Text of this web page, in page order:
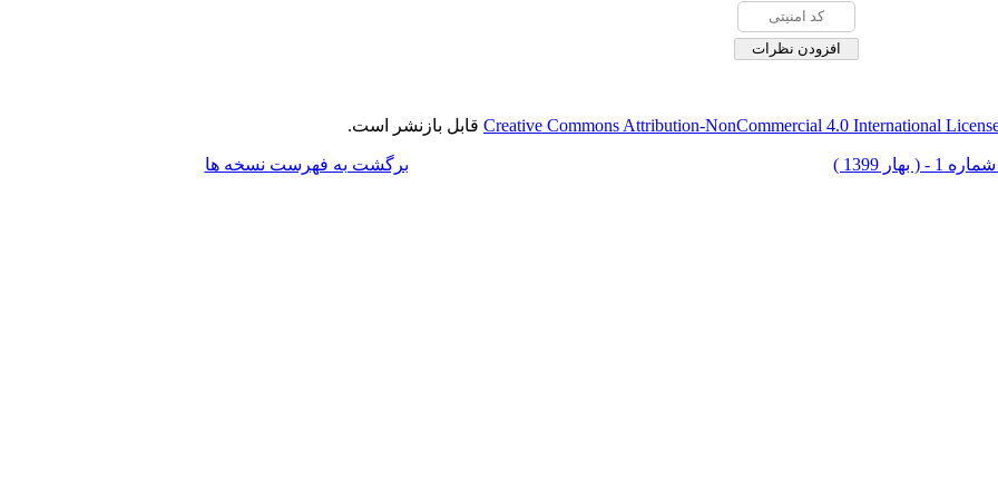
Creative Commons Attribution-NonCommercial 4.0 International قابل بازنشر است.
برگشت به فهرست نسخه ها